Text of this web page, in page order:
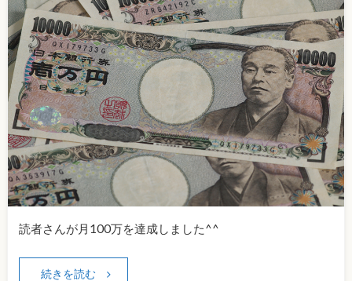
読者さんが月100万を達成しました^^
続きを読む